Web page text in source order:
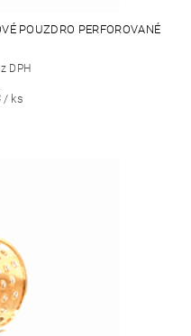
POUZDRO PERFOROVANÉ
DPH
/ ks